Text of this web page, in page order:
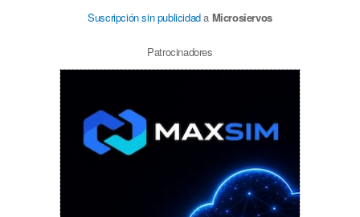
Suscripción sin publicidada Microsiervos
Patrocinadores